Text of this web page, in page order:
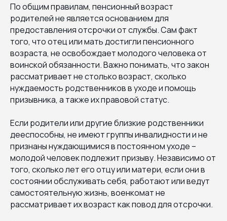
По общим правилам, пенсионный возраст
родителей не является основанием для
предоставления отсрочки от службы. Сам факт
того, что отец или мать достигли пенсионного
возраста, не освобождает молодого человека от
воинской обязанности. Важно понимать, что закон
рассматривает не столько возраст, сколько
нуждаемость родственников в уходе и помощь
призывника, а также их правовой статус.
Если родители или другие близкие родственники
дееспособны, не имеют группы инвалидности и не
признаны нуждающимися в постоянном уходе –
молодой человек подлежит призыву. Независимо от
того, сколько лет его отцу или матери, если они в
состоянии обслуживать себя, работают или ведут
самостоятельную жизнь, военкомат не
рассматривает их возраст как повод для отсрочки.